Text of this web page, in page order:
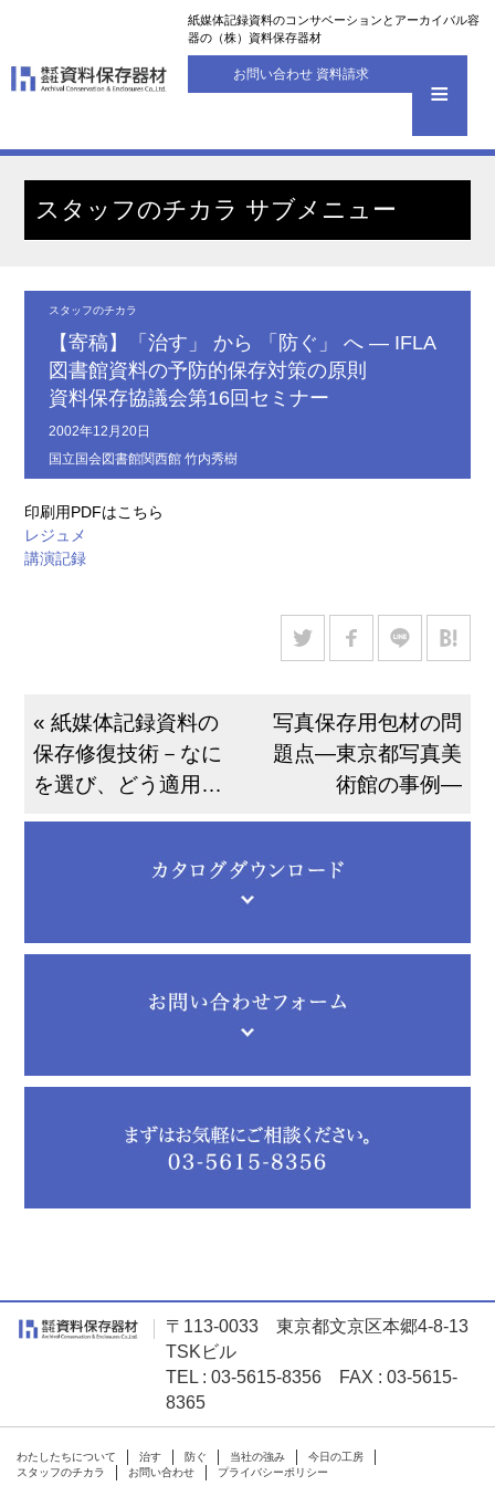
紙媒体記録資料のコンサベーションとアーカイバル容
器の（株）資料保存器材
お問い合わせ 資料請求
スタッフのチカラ サブメニュー
スタッフのチカラ
【寄稿】「治す」 から 「防ぐ」 へ — IFLA
図書館資料の予防的保存対策の原則
資料保存協議会第16回セミナー
2002年12月20日
国立国会図書館関西館 竹内秀樹
印刷用PDFはこちら
レジュメ
講演記録
« 紙媒体記録資料の
保存修復技術－なに
を選び、どう適用…
写真保存用包材の問
題点―東京都写真美
術館の事例―
〒113-0033 東京都文京区本郷4-8-13
TSKビル
TEL : 03-5615-8356 FAX : 03-5615-
8365
わたしたちについて 治す 防ぐ 当社の強み
今日の工房
スタッフのチカラ
お問い合わせ プライバシーポリシー